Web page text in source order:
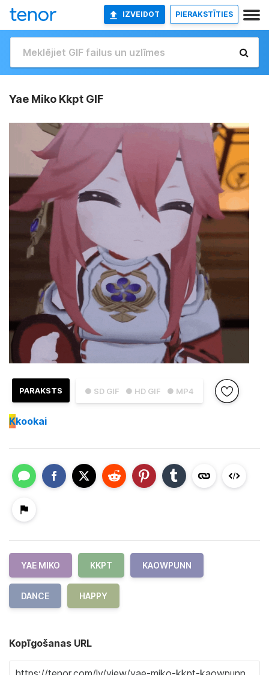
IZVEIDOT PIERAKSTĪTIES
Yae Miko Kkpt GIF
● SD GIF ● HD GIF ● MP4
PARAKSTS
Kkookai
YAE MIKO KKPT KAOWPUNN
DANCE HAPPY
Kopīgošanas URL